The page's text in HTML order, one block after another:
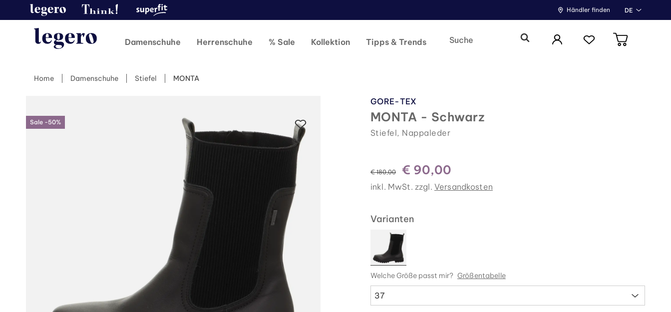
Händler finden DE
Damenschuhe Herrenschuhe % Sale Kollektion Tipps & Trends
Home Damenschuhe Stiefel MONTA
Sale -50%
GORE-TEX
MONTA - Schwarz
Stiefel, Nappaleder
statt
€ 180,00 € 90,00
inkl. MwSt. zzgl. Versandkosten
Varianten
Welche Größe passt mir? Größentabelle
37